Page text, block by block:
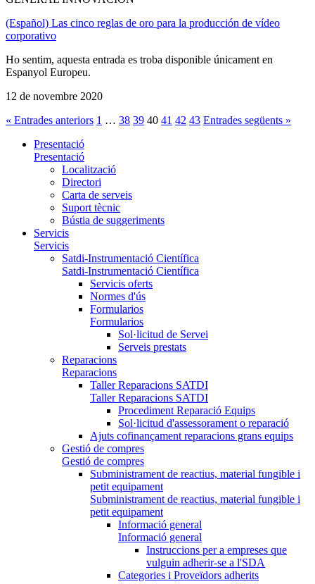
(Español) Las cinco reglas de oro para la producción de vídeo
corporativo
Ho sentim, aquesta entrada es troba disponible únicament en
Espanyol Europeu.
12 de novembre 2020
« Entrades anteriors 1 … 38 39 40 41 42 43 Entrades següents »
Presentació
Presentació
Localització
Directori
Carta de serveis
Suport tècnic
Bústia de suggeriments
Servicis
Servicis
Satdi-Instrumentació Científica
Satdi-Instrumentació Científica
Servicis oferts
Normes d'ús
Formularios
Formularios
Sol·licitud de Servei
Serveis prestats
Reparacions
Reparacions
Taller Reparacions SATDI
Taller Reparacions SATDI
Procediment Reparació Equips
Sol·licitud d'assessorament o reparació
Ajuts cofinançament reparacions grans equips
Gestió de compres
Gestió de compres
Subministrament de reactius, material fungible i
petit equipament
Subministrament de reactius, material fungible i
petit equipament
Informació general
Informació general
Instruccions per a empreses que
vulguin adherir-se a l'SDA
Categories i Proveïdors adherits